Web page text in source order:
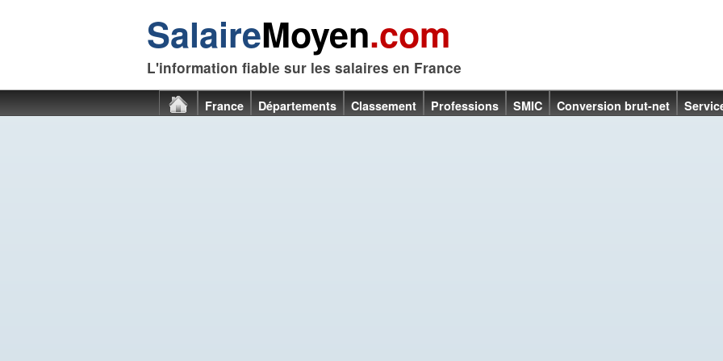
SalaireMoyen.com
L'information fiable sur les salaires en France
France Départements Classement Professions SMIC Conversion brut-net